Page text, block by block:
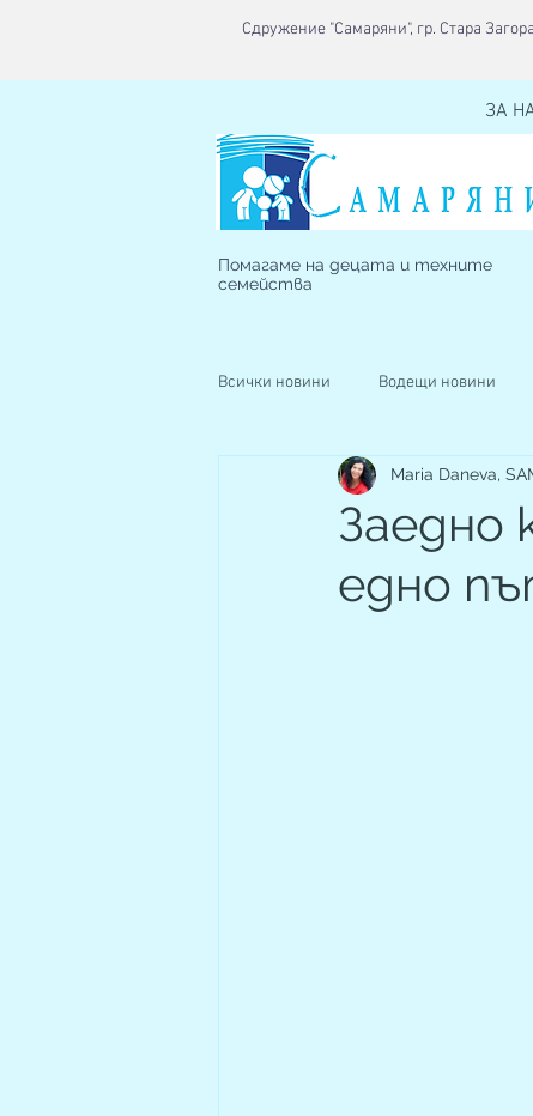
Сдружение "Самаряни", гр. Стара
ЗА
Помагаме на децата и техните
семейства
Всички новини Водещи новини
Наблюдавано жилище
Заедно
едно
Maria Daneva,